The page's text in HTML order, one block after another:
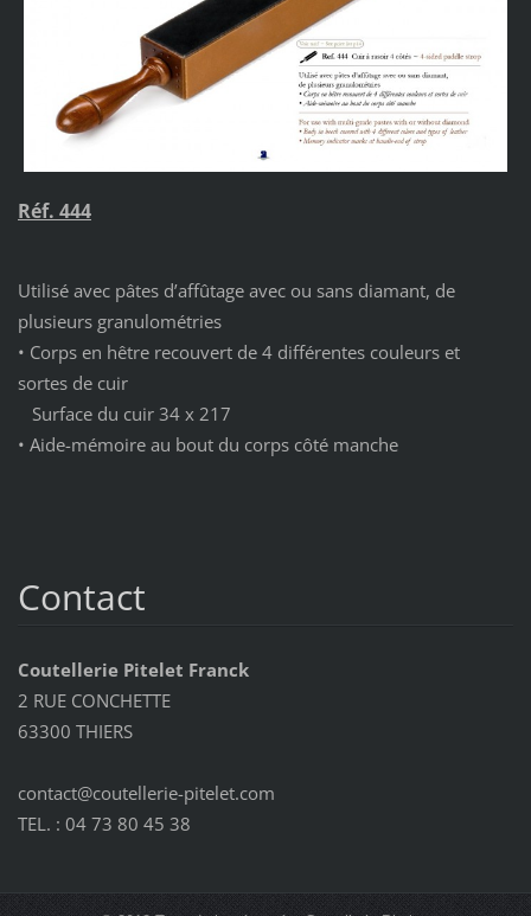
Réf. 444
Utilisé avec pâtes d’affûtage avec ou sans diamant, de
plusieurs granulométries
• Corps en hêtre recouvert de 4 différentes couleurs et
sortes de cuir
Surface du cuir 34 x 217
• Aide-mémoire au bout du corps côté manche
Contact
Coutellerie Pitelet Franck
2 RUE CONCHETTE
63300 THIERS
contact@coutellerie-pitelet.com
TEL. : 04 73 80 45 38